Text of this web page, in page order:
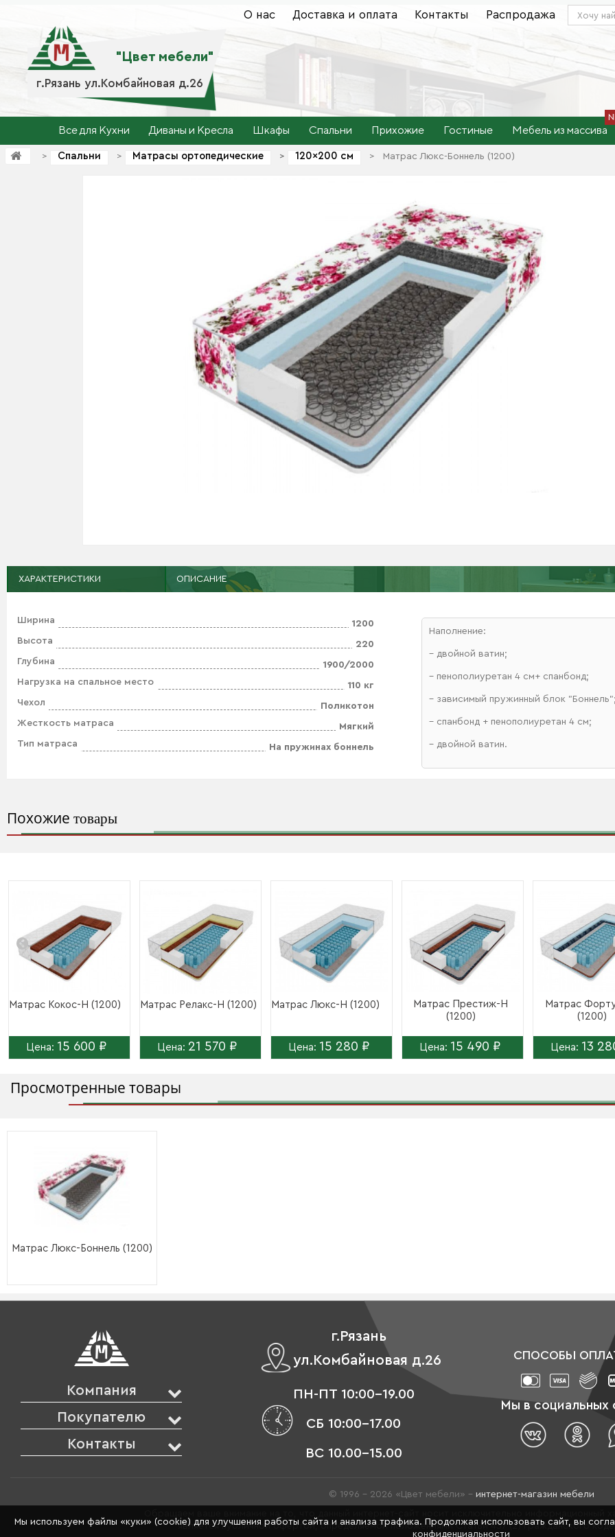
г.Рязань ул.Комбайновая д.26
"Цвет мебели"
О нас Доставка и оплата Контакты Распродажа
Все для Кухни Диваны и Кресла Шкафы Спальни Прихожие Гостиные Мебель из массива
> Спальни > Матрасы ортопедические >
> 120×200 см > Матрас Люкс-Боннель (1200)
ХАРАКТЕРИСТИКИ ОПИСАНИЕ
Ширина
1200
Высота
220
Глубина
1900/2000
Нагрузка на спальное место
110 кг
Чехол
Поликотон
Жесткость матраса
Мягкий
Тип матраса
На пружинах боннель
Наполнение:
– двойной ватин;
– пенополиуретан 4 см+ спанбонд;
– зависимый пружинный блок
– спанбонд + пенополиуретан 4 см;
– двойной ватин.
Похожие товары
Матрас Кокос-Н (1200)
Цена: 15 600 ₽
Матрас Релакс-Н (1200)
Цена: 21 570 ₽
Матрас Люкс-Н (1200)
Цена: 15 280 ₽
Матрас Престиж-Н
(1200)
Цена: 15 490 ₽
Матрас
(1200)
Цена: 13
Просмотренные товары
Матрас Люкс-Боннель (1200)
Компания
Покупателю
Контакты
г.Рязань
ул.Комбайновая д.26
ПН-ПТ 10:00-19.00
СБ 10:00-17.00
ВС 10.00-15.00
СПОСОБЫ
Мы в социальных
© 1996 - 2026 «Цвет мебели» – интернет-магазин мебели
является публичной офертой, определяемой положениями Статьи 437 (2) Гражданского
Мы используем файлы «куки» (cookie) для улучшения работы сайта и анализа трафика. Продолжая использовать сайт, вы
конфиденциальности